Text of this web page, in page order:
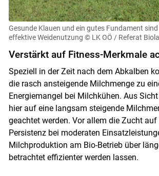
Gesunde Klauen und ein gutes Fundament
effektive Weidenutzung © LK OÖ / Referat
Verstärkt auf Fitness-Merkmale
Speziell in der Zeit nach dem Abkalben
die rasch ansteigende Milchmenge zu
Energiemangel bei Milchkühen. Aus
hier auf eine langsam steigende
geachtet werden. Vor allem die Zucht auf
Persistenz bei moderaten
Milchproduktion am Bio-Betrieb über
betrachtet effizienter werden lassen.